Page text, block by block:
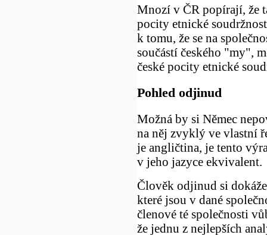
Mnozí v ČR popírají, že
pocity etnické
k tomu, že se na
součástí českého "my",
české pocity etnické
Pohled odjinud
Možná by si Němec
na něj zvyklý ve vlastní
je angličtina, je tento
v jeho jazyce ekvivalent.
Člověk odjinud si
které jsou v dané
členové té společnosti
že jednu z nejlepších